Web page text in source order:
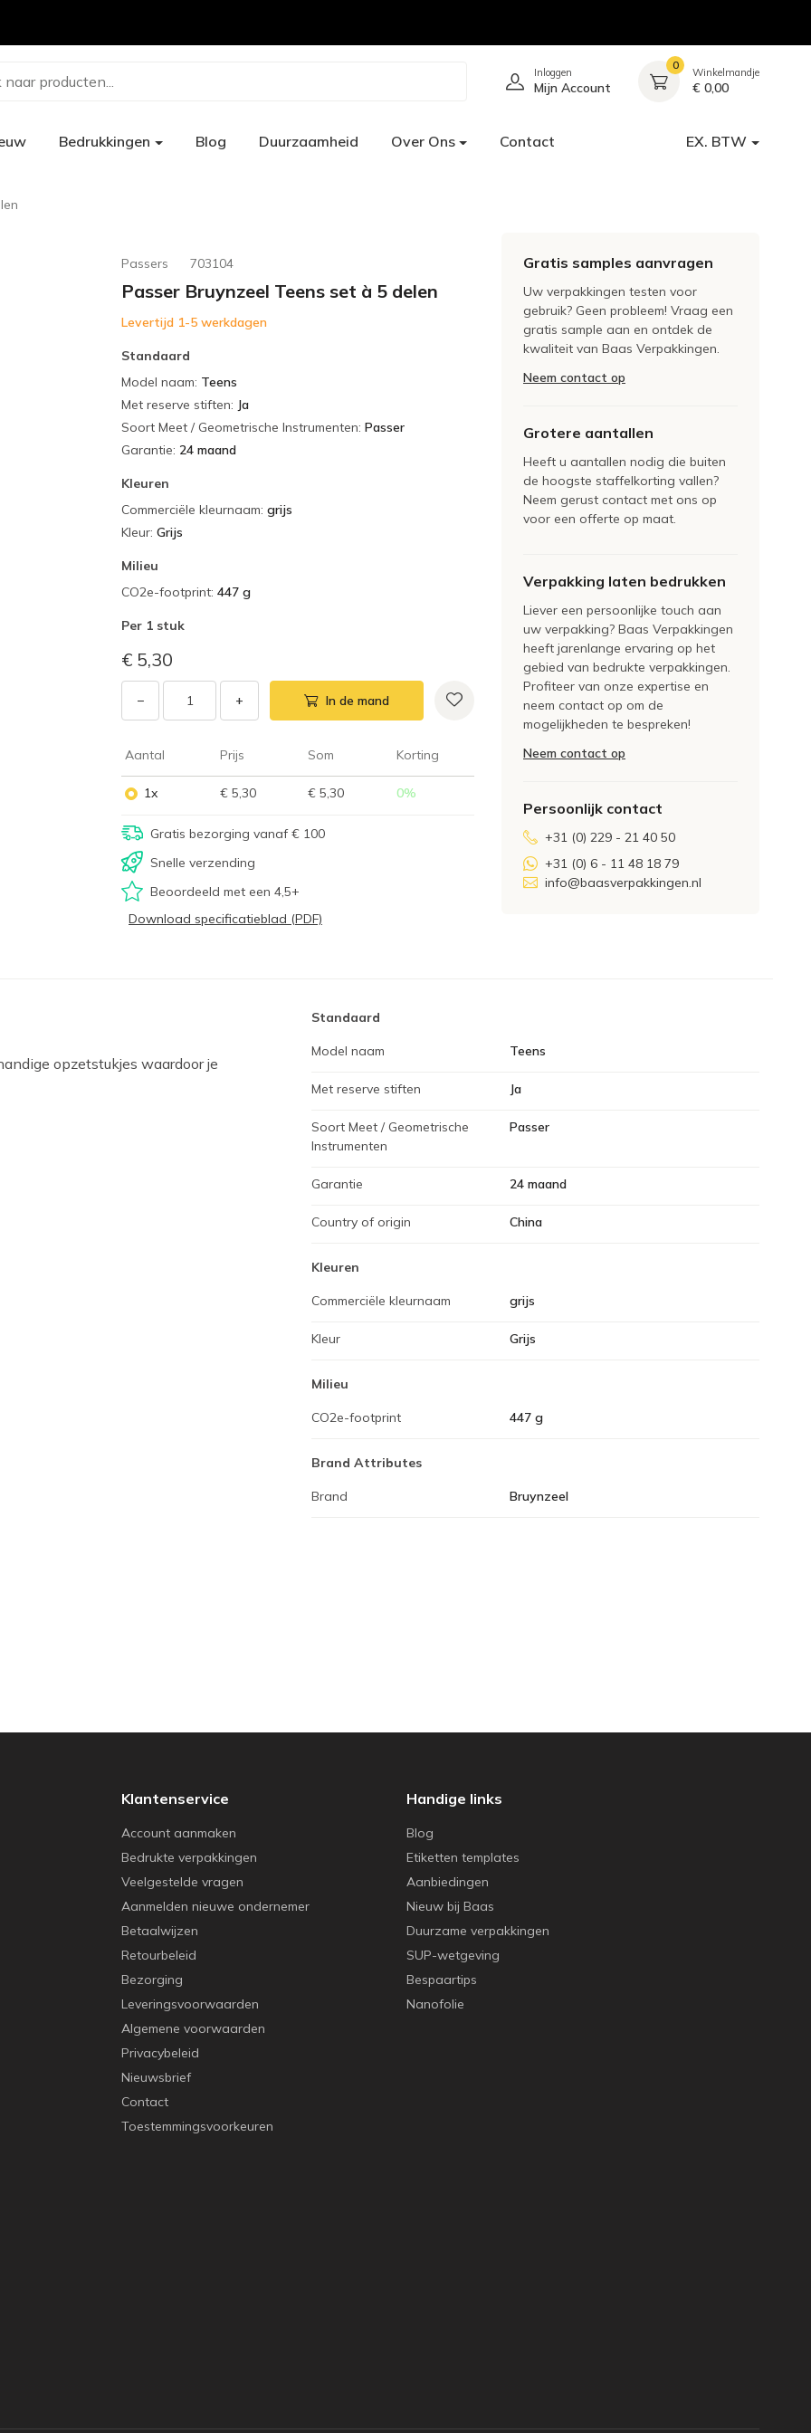
naar producten... Inloggen
Mijn Account
0
Winkelmandje
€ 0,00
Bedrukkingen Blog Duurzaamheid Over Ons Contact EX. BTW
Passers 703104
Passer Bruynzeel Teens set à 5 delen
Levertijd 1-5 werkdagen
Standaard
Model naam: Teens
Met reserve stiften: Ja
Soort Meet / Geometrische Instrumenten: Passer
Garantie: 24 maand
Kleuren
Commerciële kleurnaam: grijs
Kleur: Grijs
Milieu
CO2e-footprint: 447 g
Per 1 stuk
€ 5,30
− + In de mand
Aantal Prijs Som Korting
1x € 5,30 € 5,30 0%
Gratis bezorging vanaf € 100
Snelle verzending
Beoordeeld met een 4,5+
Download specificatieblad (PDF)
Gratis samples aanvragen
Uw verpakkingen testen voor
gebruik? Geen probleem! Vraag een
gratis sample aan en ontdek de
kwaliteit van Baas Verpakkingen.
Neem contact op
Grotere aantallen
Heeft u aantallen nodig die buiten
de hoogste staffelkorting vallen?
Neem gerust contact met ons op
voor een offerte op maat.
Verpakking laten bedrukken
Liever een persoonlijke touch aan
uw verpakking? Baas Verpakkingen
heeft jarenlange ervaring op het
gebied van bedrukte verpakkingen.
Profiteer van onze expertise en
neem contact op om de
mogelijkheden te bespreken!
Neem contact op
Persoonlijk contact
+31 (0) 229 - 21 40 50
+31 (0) 6 - 11 48 18 79
info@baasverpakkingen.nl
opzetstukjes waardoor je
Standaard
Model naam Teens
Met reserve stiften Ja
Soort Meet / Geometrische
Instrumenten
Passer
Garantie 24 maand
Country of origin China
Kleuren
Commerciële kleurnaam grijs
Kleur Grijs
Milieu
CO2e-footprint 447 g
Brand Attributes
Brand Bruynzeel
Klantenservice
Account aanmaken
Bedrukte verpakkingen
Veelgestelde vragen
Aanmelden nieuwe ondernemer
Betaalwijzen
Retourbeleid
Bezorging
Leveringsvoorwaarden
Algemene voorwaarden
Privacybeleid
Nieuwsbrief
Contact
Toestemmingsvoorkeuren
Handige links
Blog
Etiketten templates
Aanbiedingen
Nieuw bij Baas
Duurzame verpakkingen
SUP-wetgeving
Bespaartips
Nanofolie